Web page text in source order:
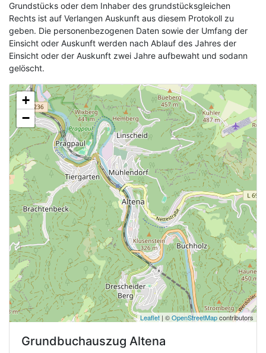
Grundstücks oder dem Inhaber des grundstücksgleichen
Rechts ist auf Verlangen Auskunft aus diesem Protokoll zu
geben. Die personenbezogenen Daten sowie der Umfang der
Einsicht oder Auskunft werden nach Ablauf des Jahres der
Einsicht oder der Auskunft zwei Jahre aufbewaht und sodann
gelöscht.
+
−
Leaflet | ©OpenStreetMapcontributors
Grundbuchauszug Altena